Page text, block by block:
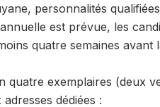
personnalités
est prévue, les
quatre semaines avant
quatre exemplaires (deux
dédiées :